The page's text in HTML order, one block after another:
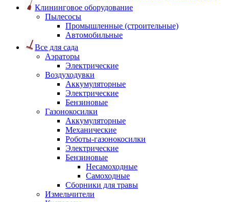
Клининговое оборудование
Пылесосы
Промышленные (строительные)
Автомобильные
Все для сада
Аэраторы
Электрические
Воздуходувки
Аккумуляторные
Электрические
Бензиновые
Газонокосилки
Аккумуляторные
Механические
Роботы-газонокосилки
Электрические
Бензиновые
Несамоходные
Самоходные
Сборники для травы
Измельчители